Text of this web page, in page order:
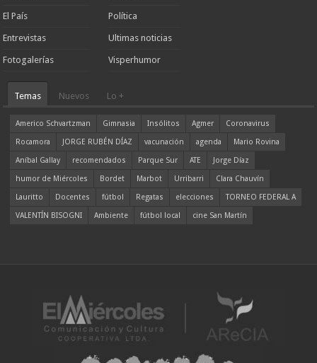
El País
Entrevistas
Fotogalerías
Política
Ultimas noticias
Visperhumor
Temas Nuevos Lo +
Americo Schvartzman Gimnasia Insólitos Agmer
Coronavirus
Rocamora
JORGE RUBÉN DÍAZ vacunación agenda
Mario Rovina
Aníbal Gallay
recomendados Parque Sur ATE
Jorge Díaz
humor de Miércoles
Bordet Marbot Urribarri
Clara Chauvín
Lauritto
Docentes fútbol Regatas elecciones
TORNEO FEDERAL A
VALENTÍN BISOGNI
Ambiente fútbol local cine San Martín